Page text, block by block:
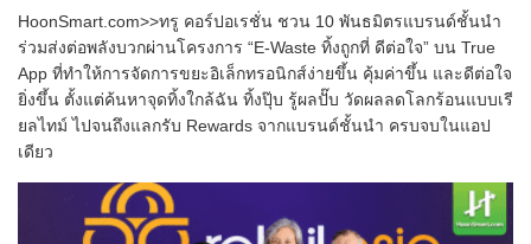
HoonSmart.com>>ทรู คอร์ปอเรชั่น ชวน 10 พันธมิตรแบรนด์ชั้นนำ
ร่วมส่งต่อพลังบวกผ่านโครงการ “E-Waste ทิ้งถูกที่ ดีต่อใจ” บน True
App ที่ทำให้การจัดการขยะอิเล็กทรอนิกส์ง่ายขึ้น คุ้มค่าขึ้น และดีต่อใจ
ยิ่งขึ้น ตั้งแต่ค้นหาจุดทิ้งใกล้ฉัน ทิ้งปุ๊บ รู้ผลปั๊บ วัดผลลดโลกร้อนแบบเรี
ยลไทม์ ไปจนถึงแลกรับ Rewards จากแบรนด์ชั้นนำ ครบจบในแอป
เดียว